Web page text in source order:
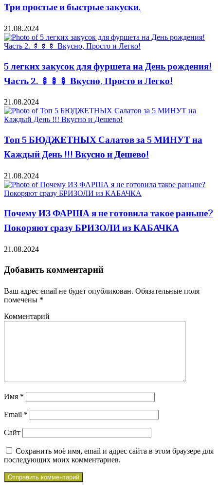
Три простые и быстрые закуски.
21.08.2024
5 легких закусок для фуршета на День рождения!
Часть 2. 🍢🍢🍢 Вкусно, Просто и Легко!
21.08.2024
Топ 5 БЮДЖЕТНЫХ Салатов за 5 МИНУТ на
Каждый День !!! Вкусно и Дешево!
21.08.2024
Почему ИЗ ФАРША я не готовила такое раньше?
Покоряют сразу БРИЗОЛИ из КАБАЧКА
21.08.2024
Добавить комментарий
Ваш адрес email не будет опубликован. Обязательные поля
помечены *
Комментарий
Имя *
Email *
Сайт
Сохранить моё имя, email и адрес сайта в этом браузере для
последующих моих комментариев.